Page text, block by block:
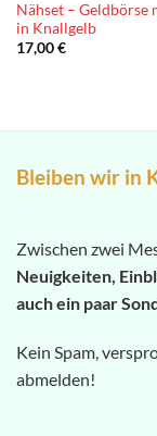
Nähset – Geldbörse
in Knallgelb
17,00€
Bleiben wir in
Zwischen zwei
Neuigkeiten,
auch ein paar
Kein Spam,
abmelden!